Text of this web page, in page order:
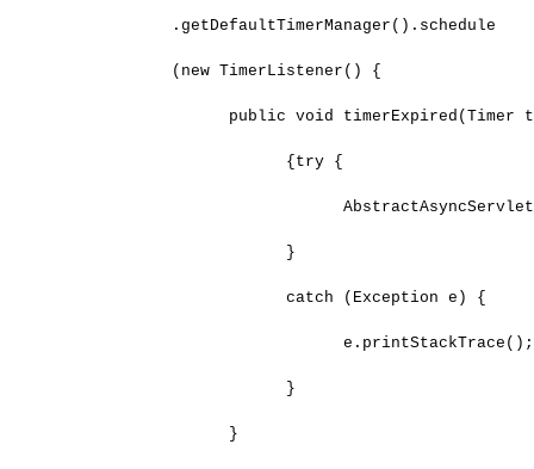
.getDefaultTimerManager().schedule
(new TimerListener() {
public void timerExpired(Timer
{try {
}
catch (Exception e) {
e.printStackTrace();
}
}